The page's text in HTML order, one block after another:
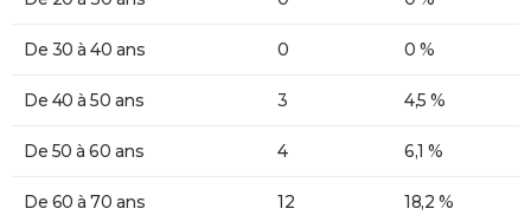
De 30 à 40 ans 0 0 %
De 40 à 50 ans 3 4,5 %
De 50 à 60 ans 4 6,1 %
De 60 à 70 ans 12 18,2 %